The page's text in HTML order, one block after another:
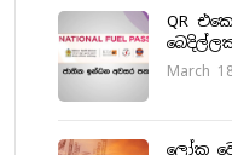
QR
March
ලෝක